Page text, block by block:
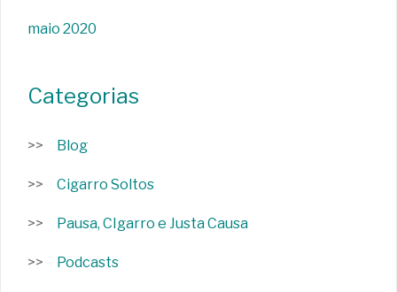
maio 2020
Categorias
Blog
Cigarro Soltos
Pausa, CIgarro e Justa Causa
Podcasts